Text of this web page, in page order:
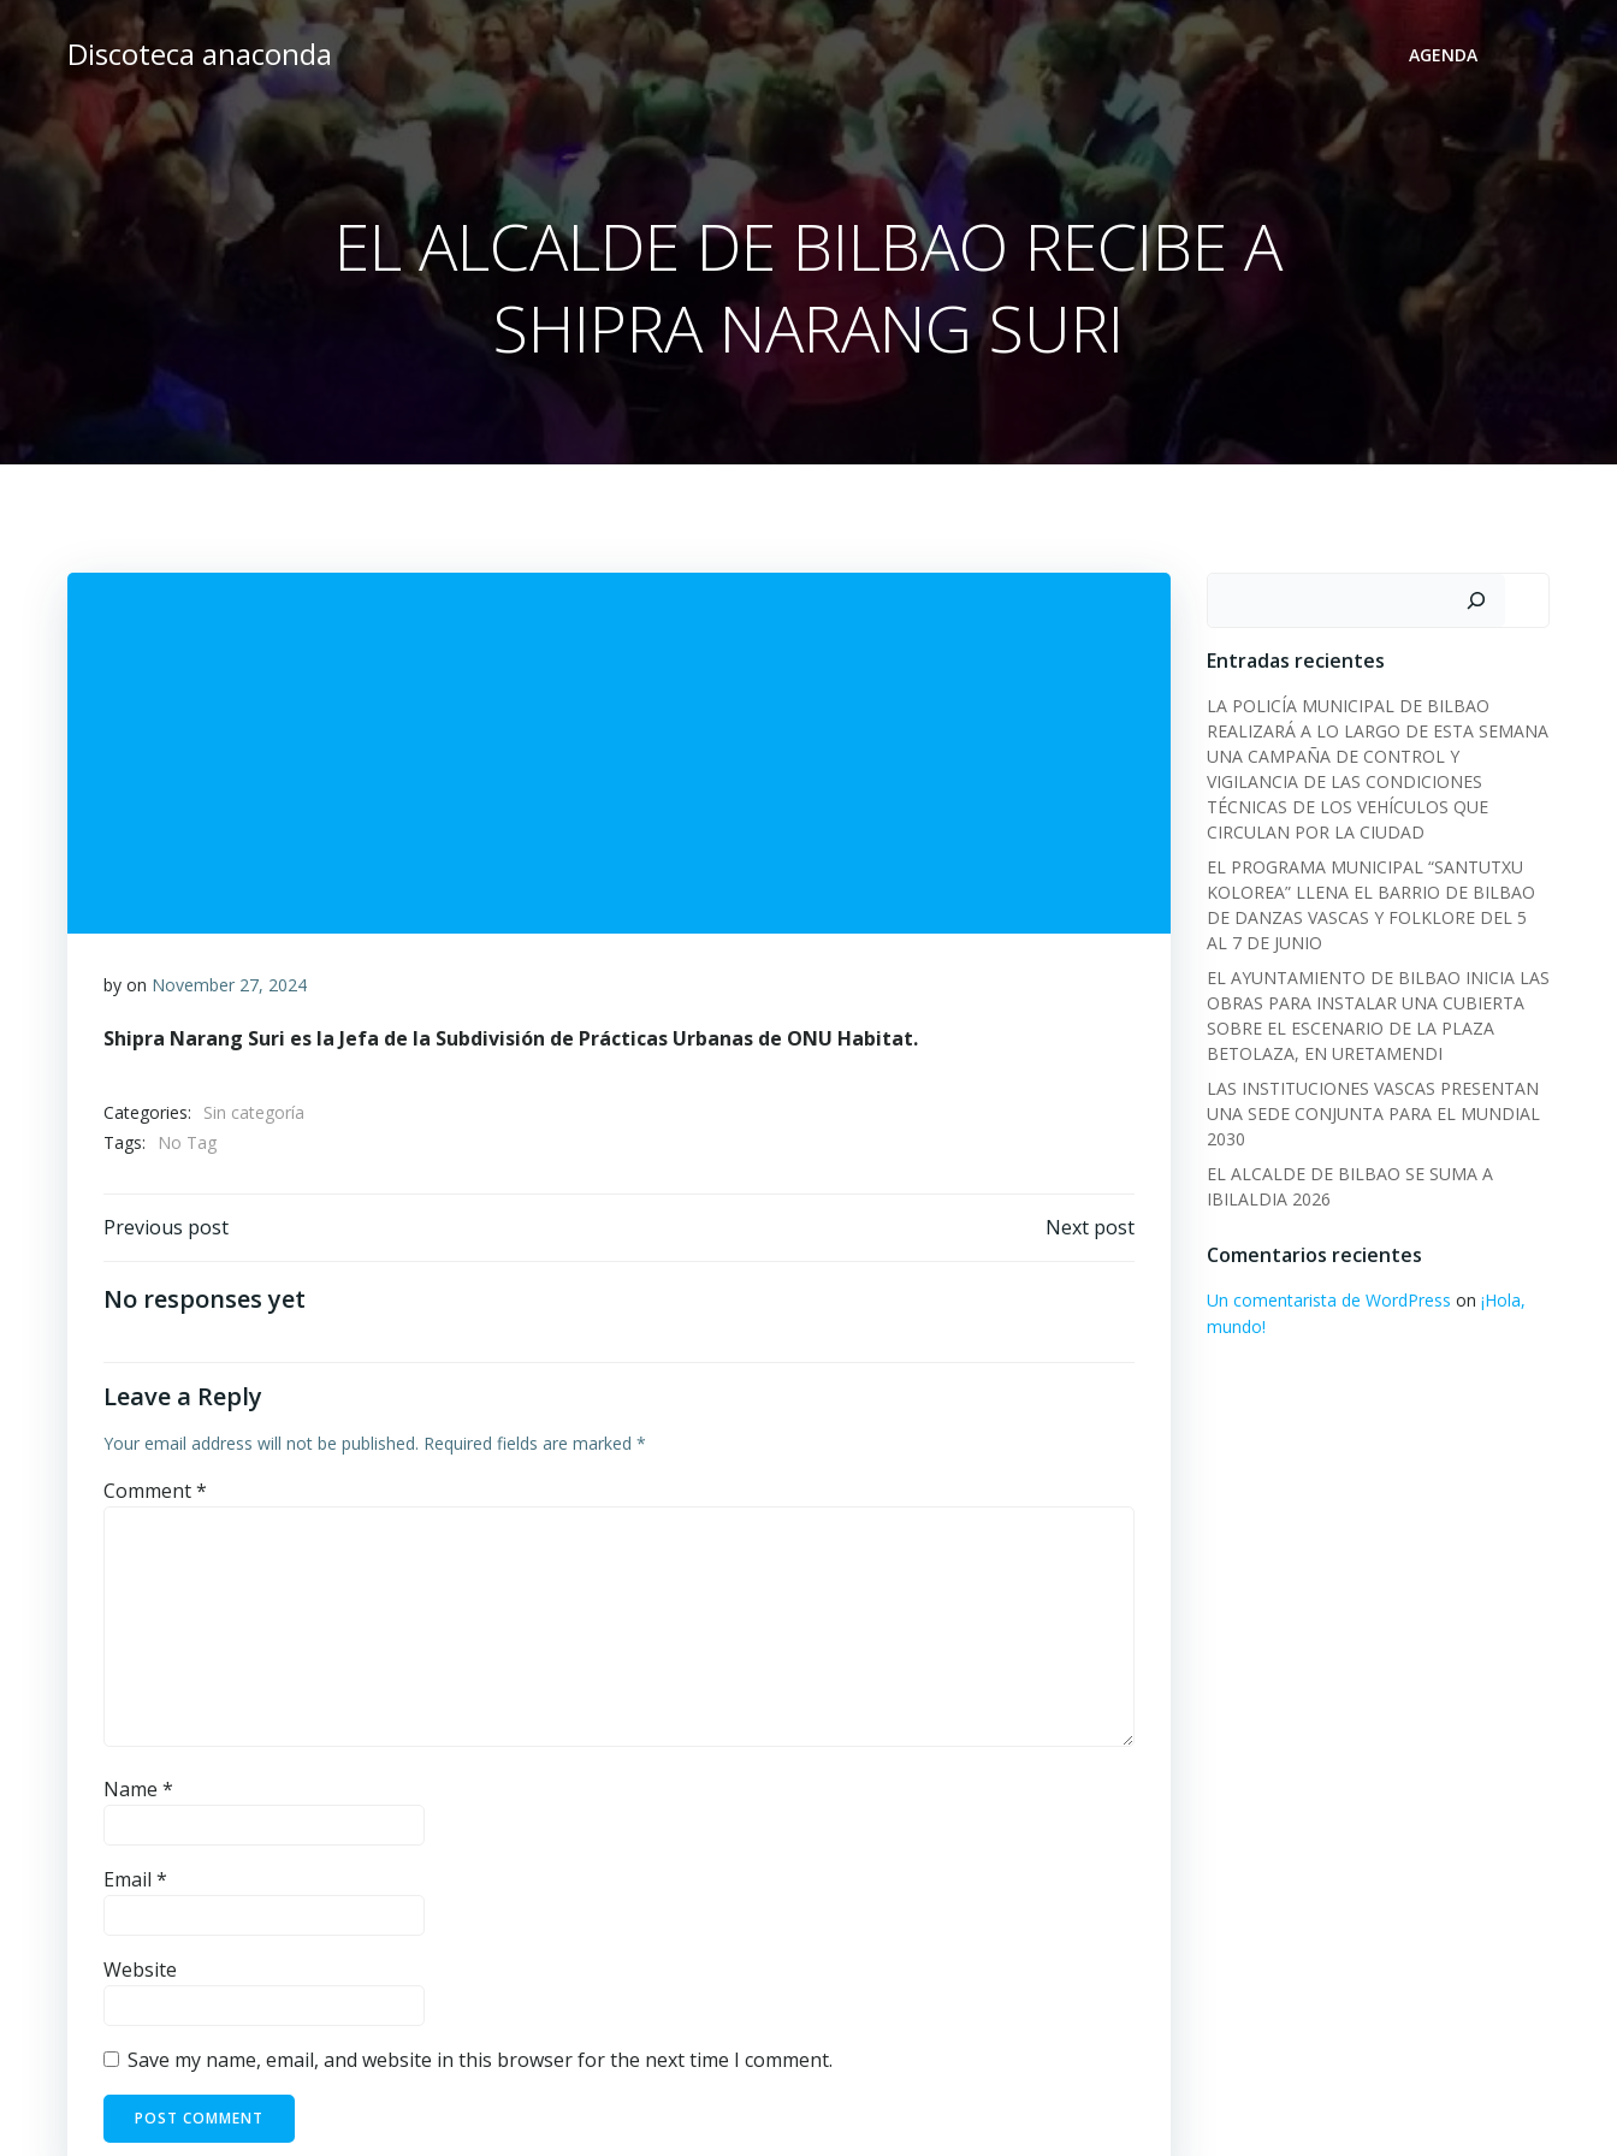
Discoteca anaconda AGENDA
EL ALCALDE DE BILBAO RECIBE A
SHIPRA NARANG SURI
by on November 27, 2024
Shipra Narang Suri es la Jefa de la Subdivisión de Prácticas Urbanas de ONU Habitat.
Categories:
Sin categoría
Tags:
No Tag
Post
navigation
Previous post Next post
No responses yet
Leave a Reply
Your email address will not be published. Required fields are marked *
Comment*
Name *
Email *
Website
Save my name, email, and website in this browser for the next time I comment.
Entradas recientes
LA POLICÍA MUNICIPAL DE BILBAO
REALIZARÁ A LO LARGO DE ESTA SEMANA
UNA CAMPAÑA DE CONTROL Y
VIGILANCIA DE LAS CONDICIONES
TÉCNICAS DE LOS VEHÍCULOS QUE
CIRCULAN POR LA CIUDAD
EL PROGRAMA MUNICIPAL “SANTUTXU
KOLOREA” LLENA EL BARRIO DE BILBAO
DE DANZAS VASCAS Y FOLKLORE DEL 5
AL 7 DE JUNIO
EL AYUNTAMIENTO DE BILBAO INICIA LAS
OBRAS PARA INSTALAR UNA CUBIERTA
SOBRE EL ESCENARIO DE LA PLAZA
BETOLAZA, EN URETAMENDI
LAS INSTITUCIONES VASCAS PRESENTAN
UNA SEDE CONJUNTA PARA EL MUNDIAL
2030
EL ALCALDE DE BILBAO SE SUMA A
IBILALDIA 2026
Comentarios recientes
Un comentarista de WordPress on ¡Hola,
mundo!